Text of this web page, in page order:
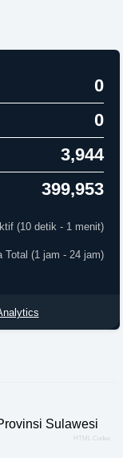
0
0
3,944
399,953
(10 detik - 1 menit)
Total (1 jam - 24 jam)
Sulawesi
HTML Codex